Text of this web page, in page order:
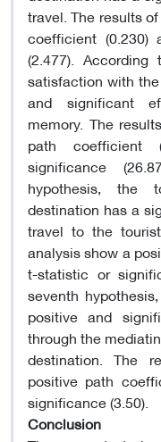
travel. The results
coefficient
(2.477).
satisfaction with
and significant
memory. The
path
significance
hypothesis, the
destination has a
travel to the
analysis show a
t-statistic or
seventh
positive and
through the
destination. The
positive path
significance (3.50).
Conclusion